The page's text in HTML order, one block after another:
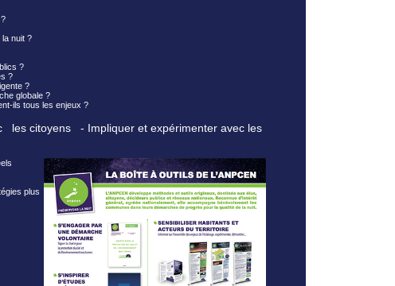
la nuit ?
?
?
?
globale ?
ils tous les enjeux ?
les citoyens - Impliquer et expérimenter avec les
plus